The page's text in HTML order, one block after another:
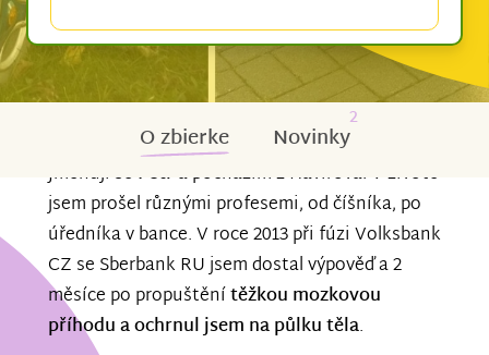
O zbierke Novinky
2
Jmenuji se Petr a pocházím z Havířova. V životě
jsem prošel různými profesemi, od číšníka, po
úředníka v bance. V roce 2013 při fúzi Volksbank
CZ se Sberbank RU jsem dostal výpověď a 2
měsíce po propuštěnítěžkou mozkovou
příhodu a ochrnul jsem na půlku těla.